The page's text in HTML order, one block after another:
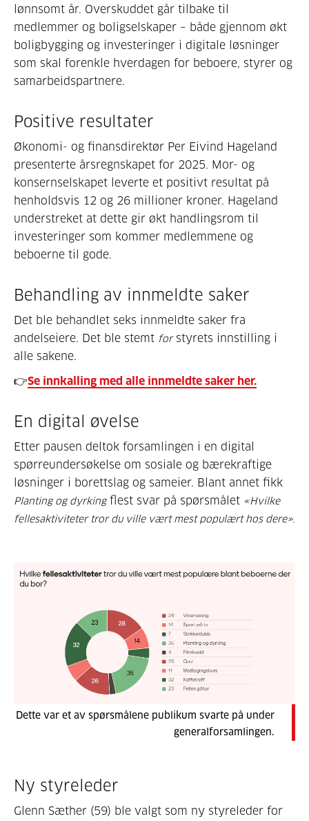
lønnsomt år. Overskuddet går tilbake til
medlemmer og boligselskaper – både gjennom økt
boligbygging og investeringer i digitale løsninger
som skal forenkle hverdagen for beboere, styrer og
samarbeidspartnere.
Positive resultater
Økonomi- og finansdirektør Per Eivind Hageland
presenterte årsregnskapet for 2025. Mor- og
konsernselskapet leverte et positivt resultat på
henholdsvis 12 og 26 millioner kroner. Hageland
understreket at dette gir økt handlingsrom til
investeringer som kommer medlemmene og
beboerne til gode.
Behandling av innmeldte saker
Det ble behandlet seks innmeldte saker fra
andelseiere. Det ble stemt forstyrets innstilling i
alle sakene.
👉Se innkalling med alle innmeldte saker her.
En digital øvelse
Etter pausen deltok forsamlingen i en digital
spørreundersøkelse om sosiale og bærekraftige
løsninger i borettslag og sameier. Blant annet fikk
Planting og dyrkingflest svar på spørsmålet «Hvilke
fellesaktiviteter tror du ville vært mest populært hos dere».
Dette var et av spørsmålene publikum svarte på under
generalforsamlingen.
Ny styreleder
Glenn Sæther (59) ble valgt som ny styreleder for